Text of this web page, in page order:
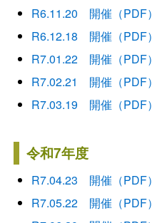
R6.11.20 開催（PDF）
R6.12.18 開催（PDF）
R7.01.22 開催（PDF）
R7.02.21 開催（PDF）
R7.03.19 開催（PDF）
令和7年度
R7.04.23 開催（PDF）
R7.05.22 開催 （PDF）